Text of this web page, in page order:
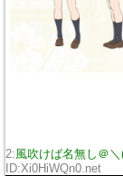
2:風吹けば名無し＠＼
ID:Xi0HiWQn0.net